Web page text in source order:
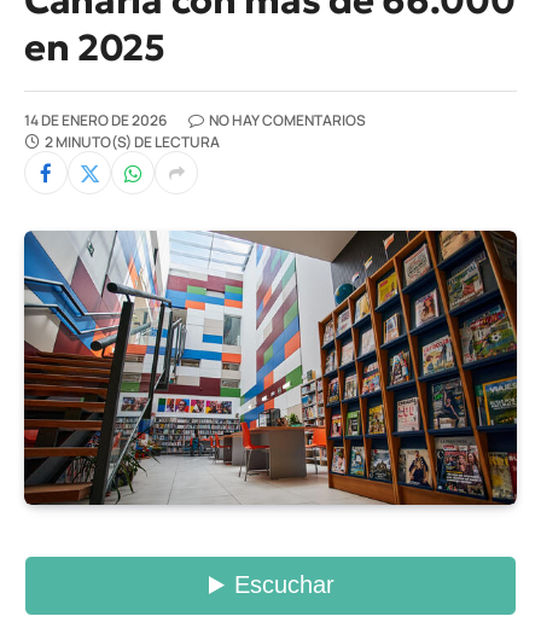
en 2025
14 DE ENERO DE 2026
NO HAY COMENTARIOS
2 MINUTO(S) DE LECTURA